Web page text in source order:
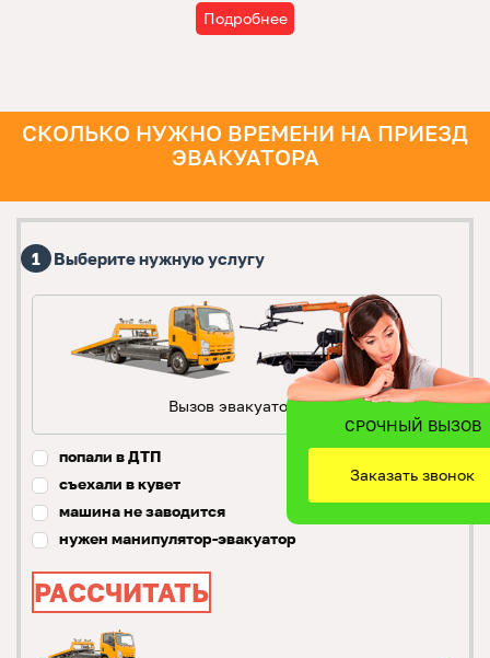
Подробнее
СКОЛЬКО НУЖНО ВРЕМЕНИ НА ПРИЕЗД
ЭВАКУАТОРА
Выберите нужную услугу
Вызов эвакуатора
попали в ДТП
съехали в кувет
машина не заводится
нужен манипулятор-эвакуатор
РАССЧИТАТЬ
СРОЧНЫЙ ВЫЗОВ
Заказать звонок